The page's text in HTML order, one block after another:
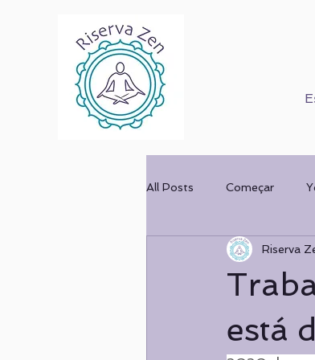
All Posts Começar
Corpo Humano
está
Riserva